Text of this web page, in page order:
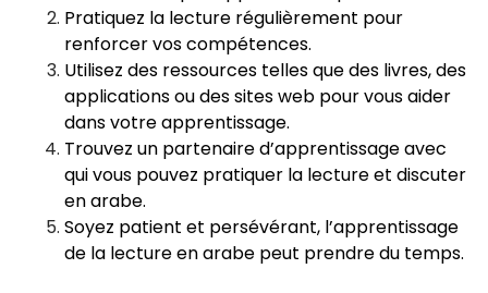
Pratiquez la lecture régulièrement pour
renforcer vos compétences.
Utilisez des ressources telles que des livres, des
applications ou des sites web pour vous aider
dans votre apprentissage.
Trouvez un partenaire d’apprentissage avec
qui vous pouvez pratiquer la lecture et discuter
en arabe.
Soyez patient et persévérant, l’apprentissage
de la lecture en arabe peut prendre du temps.